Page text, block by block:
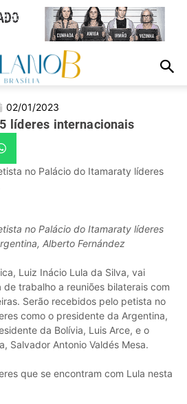
02/01/2023
líderes internacionais
no Palácio do Itamaraty líderes
no Palácio do Itamaraty líderes
Alberto Fernández
Luiz Inácio Lula da Silva, vai
trabalho a reuniões bilaterais com
Serão recebidos pelo petista no
como o presidente da Argentina,
da Bolívia, Luis Arce, e o
Salvador Antonio Valdés Mesa.
que se encontram com Lula nesta